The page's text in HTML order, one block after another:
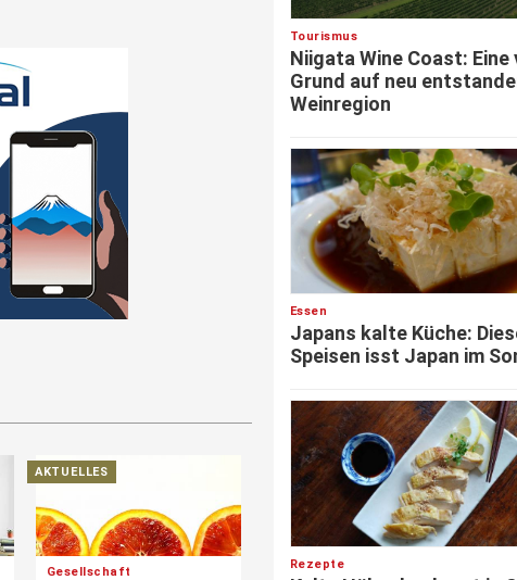
AKTUELLES
Gesellschaft
Tourismus
Niigata Wine Coast: Eine
Grund auf neu
Weinregion
Essen
Japans kalte Küche:
Speisen isst Japan im
Rezepte